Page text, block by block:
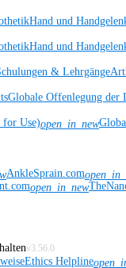
Hand und
Hand und
& Lehrgänge
Globale Offenlegung der
for Use)open_in_new
AnkleSprain.com
open_in_new
v3.56.0
Ethics Helpline